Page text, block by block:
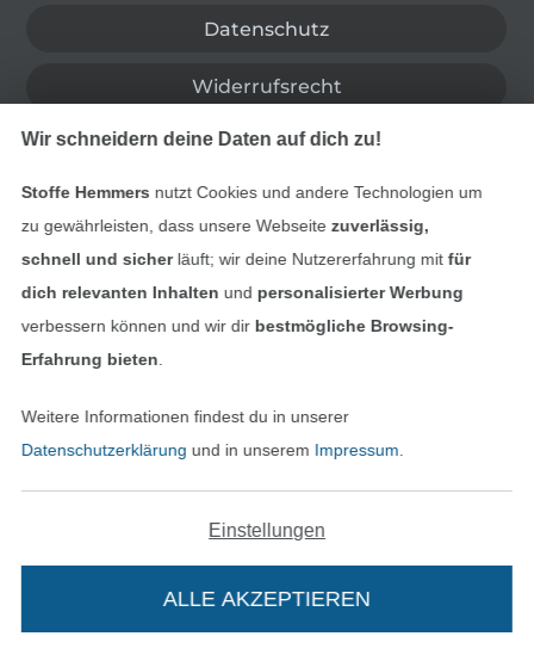
Datenschutz
Widerrufsrecht
Kontakt
Finde mehr Inspiration
Nederlands
In den niederländischen
Français
In den
Wir schneidern deine Daten auf dich zu!
Stoffe Hemmers nutzt Cookies und andere Technologien um
zu gewährleisten, dass unsere Webseite zuverlässig,
schnell und sicherläuft; wir deine Nutzererfahrung mitfür
dich relevanten Inhalten und personalisierter Werbung
verbessern können und wir dir bestmögliche Browsing-
Erfahrung bieten
Weitere Informationen findest du in unserer
Datenschutzerklärung und in unserem Impressum
Einstellungen
ALLE AKZEPTIEREN